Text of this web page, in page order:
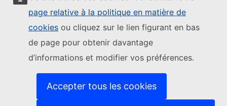
page relative à la politique en matière de
cookies ou cliquez sur le lien figurant en bas
de page pour obtenir davantage
d’informations et modifier vos préférences.
Accepter tous les cookies